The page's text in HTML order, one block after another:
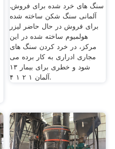
سنگ های خرد شده برای فروش.
آلمانی سنگ شکن ساخته شده
برای فروش در حال حاضر لیزر
هولمیوم ساخته شده در این
مرکز، در خرد کردن سنگ های
مجاری ادراری به کار برده می
شود و خطری برای بیمار ۱۳
آلمان ۱ ۲ ۱ ۴.